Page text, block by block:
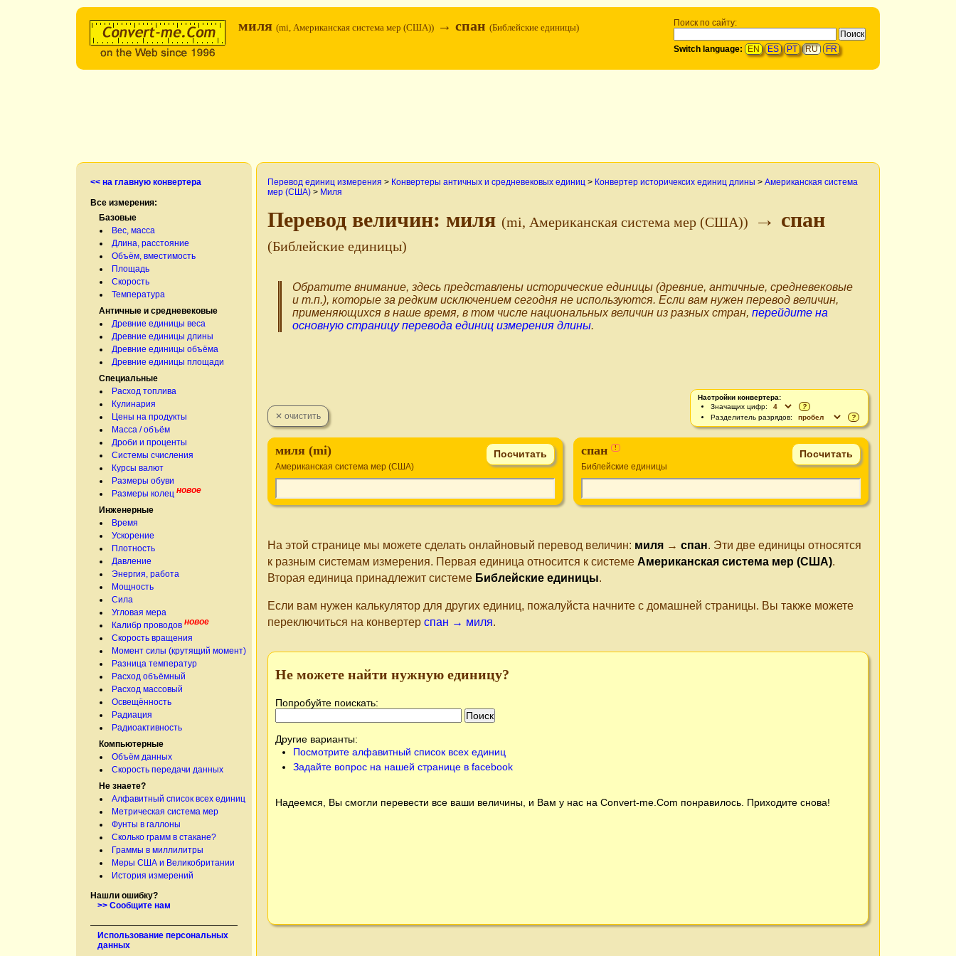
Поиск по сайту:
Switch language: EN ES PT RU FR
миля (mi, Американская система мер (США)) → спан (Библейские единицы)
<< на главную конвертера
Все измерения:
Базовые
Вес, масса
Длина, расстояние
Объём, вместимость
Площадь
Скорость
Температура
Античные и средневековые
Древние единицы веса
Древние единицы длины
Древние единицы объёма
Древние единицы площади
Специальные
Расход топлива
Кулинария
Цены на продукты
Масса / объём
Дроби и проценты
Системы счисления
Курсы валют
Размеры обуви
Размеры колец новое
Инженерные
Время
Ускорение
Плотность
Давление
Энергия, работа
Мощность
Сила
Угловая мера
Калибр проводов новое
Скорость вращения
Момент силы (крутящий момент)
Разница температур
Расход объёмный
Расход массовый
Освещённость
Радиация
Радиоактивность
Компьютерные
Объём данных
Скорость передачи данных
Не знаете?
Алфавитный список всех единиц
Метрическая система мер
Фунты в галлоны
Сколько грамм в стакане?
Граммы в миллилитры
Меры США и Великобритании
История измерений
Нашли ошибку?
>> Сообщите нам
Использование персональных
данных
Перевод единиц измерения > Конвертеры античных и средневековых единиц > Конвертер историчексих единиц длины > Американская система
мер (США) > Миля
Перевод величин: миля (mi, Американская система мер (США)) → спан
(Библейские единицы)
Обратите внимание, здесь представлены исторические единицы (древние, античные, средневековые
и т.п.), которые за редким исключением сегодня не используются. Если вам нужен перевод величин,
применяющихся в наше время, в том числе национальных величин из разных стран, перейдите на
основную страницу перевода единиц измерения длины.
Настройки конвертера:
Значащих цифр:
?
Разделитель разрядов:
?
миля (mi)
Американская система мер (США)
спан !
Библейские единицы
На этой странице мы можете сделать онлайновый перевод величин: миля → спан. Эти две единицы относятся
к разным системам измерения. Первая единица относится к системе Американская система мер (США).
Вторая единица принадлежит системе Библейские единицы.
Если вам нужен калькулятор для других единиц, пожалуйста начните с домашней страницы. Вы также можете
переключиться на конвертер спан → миля.
Не можете найти нужную единицу?
Попробуйте поискать:
Другие варианты:
Посмотрите алфавитный список всех единиц
Задайте вопрос на нашей странице в facebook
Надеемся, Вы смогли перевести все ваши величины, и Вам у нас на Convert-me.Com понравилось. Приходите снова!